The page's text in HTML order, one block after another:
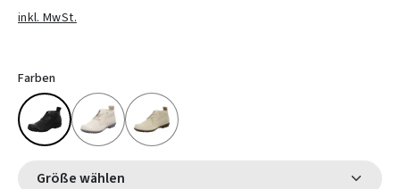
inkl. MwSt.
Farben
Größe wählen